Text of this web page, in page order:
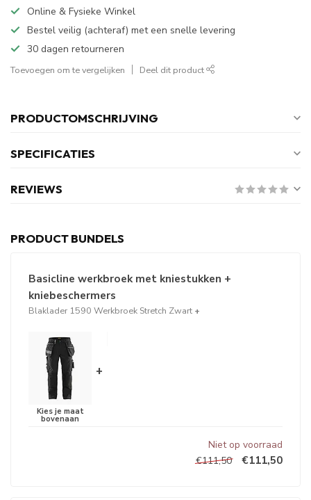
Online & Fysieke Winkel
Bestel veilig (achteraf) met een snelle levering
30 dagen retourneren
Toevoegen om te vergelijken Deel dit product
PRODUCTOMSCHRIJVING
SPECIFICATIES
REVIEWS
PRODUCT BUNDELS
Basicline werkbroek met kniestukken +
kniebeschermers
Blaklader 1590 Werkbroek Stretch Zwart +
+
Niet op voorraad
€111,50
€111,50